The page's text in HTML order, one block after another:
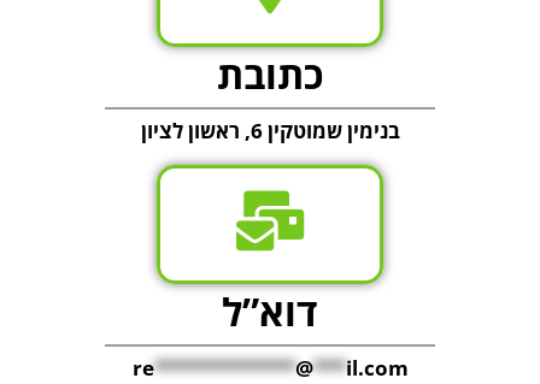
כתובת
בנימין שמוטקין 6, ראשון לציון
דוא”ל
re*************@***il.com